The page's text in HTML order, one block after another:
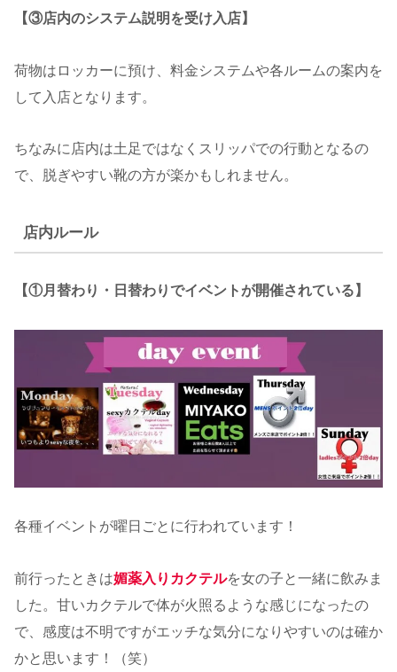
【③店内のシステム説明を受け入店】
荷物はロッカーに預け、料金システムや各ルームの案内を
して入店となります。
ちなみに店内は土足ではなくスリッパでの行動となるの
で、脱ぎやすい靴の方が楽かもしれません。
店内ルール
【①月替わり・日替わりでイベントが開催されている】
各種イベントが曜日ごとに行われています！
前行ったときは媚薬入りカクテルを女の子と一緒に飲みま
した。甘いカクテルで体が火照るような感じになったの
で、感度は不明ですがエッチな気分になりやすいのは確か
かと思います！（笑）